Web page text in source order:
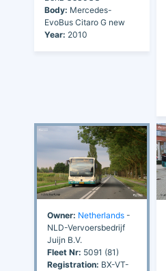
Body: Mercedes-
EvoBus Citaro G new
Year: 2010
Owner: Netherlands -
NLD-Vervoersbedrijf
Juijn B.V.
Fleet Nr: 5091 (81)
Registration: BX-VT-